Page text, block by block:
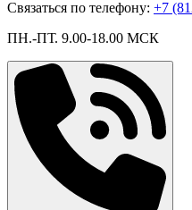
Связаться по телефону: +7
ПН.-ПТ. 9.00-18.00 МСК